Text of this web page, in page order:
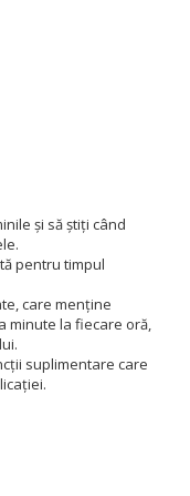
și să știți când
pentru timpul
care menține
minute la fiecare oră,
suplimentare care